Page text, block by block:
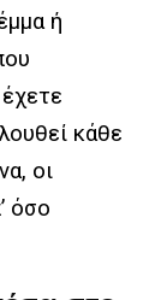
ή
κάθε
οι
όσο